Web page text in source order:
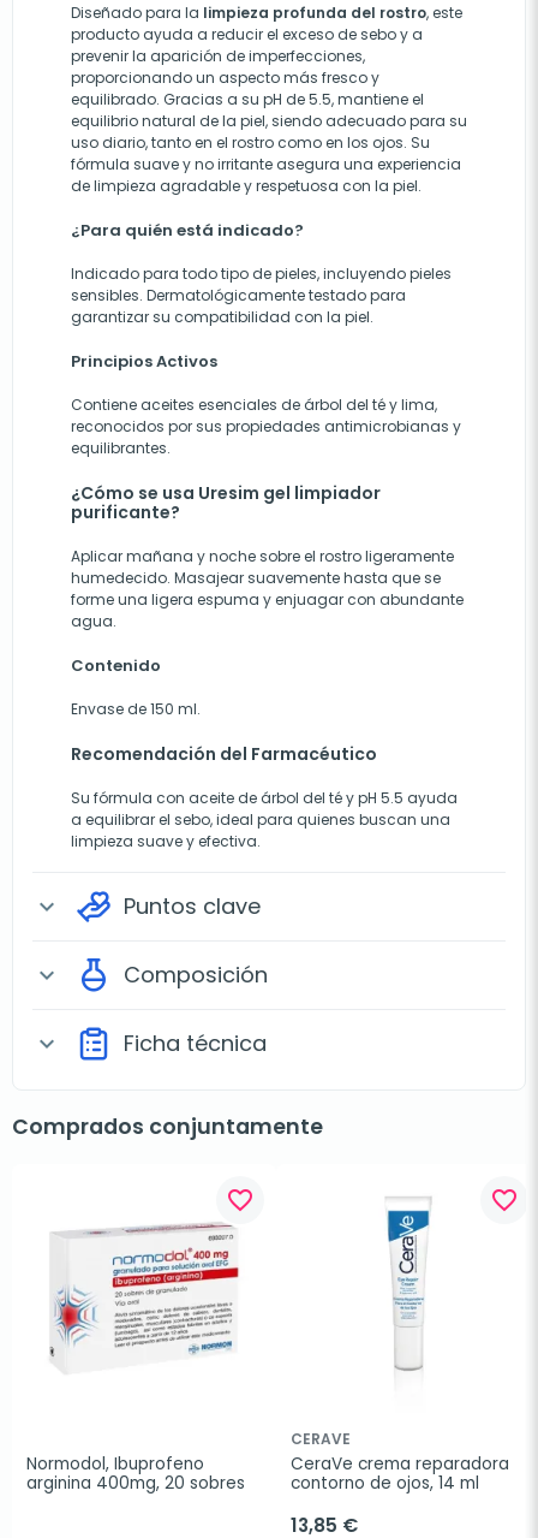
Diseñado para la limpieza profunda del rostro, este
producto ayuda a reducir el exceso de sebo y a
prevenir la aparición de imperfecciones,
proporcionando un aspecto más fresco y
equilibrado. Gracias a su pH de 5.5, mantiene el
equilibrio natural de la piel, siendo adecuado para su
uso diario, tanto en el rostro como en los ojos. Su
fórmula suave y no irritante asegura una experiencia
de limpieza agradable y respetuosa con la piel.
¿Para quién está indicado?
Indicado para todo tipo de pieles, incluyendo pieles
sensibles. Dermatológicamente testado para
garantizar su compatibilidad con la piel.
Principios Activos
Contiene aceites esenciales de árbol del té y lima,
reconocidos por sus propiedades antimicrobianas y
equilibrantes.
¿Cómo se usa Uresim gel limpiador
purificante?
Aplicar mañana y noche sobre el rostro ligeramente
humedecido. Masajear suavemente hasta que se
forme una ligera espuma y enjuagar con abundante
agua.
Contenido
Envase de 150 ml.
Recomendación del Farmacéutico
Su fórmula con aceite de árbol del té y pH 5.5 ayuda
a equilibrar el sebo, ideal para quienes buscan una
limpieza suave y efectiva.
expand_more Puntos clave
expand_more Composición
expand_more Ficha técnica
Comprados conjuntamente
favorite_border
Normodol, Ibuprofeno
arginina 400mg, 20 sobres
favorite_border
CERAVE
CeraVe crema reparadora
contorno de ojos, 14 ml
13,85 €